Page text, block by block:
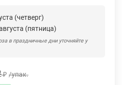
(четверг)
(пятница)
в праздничные дни уточняйте у
₽ /упак.